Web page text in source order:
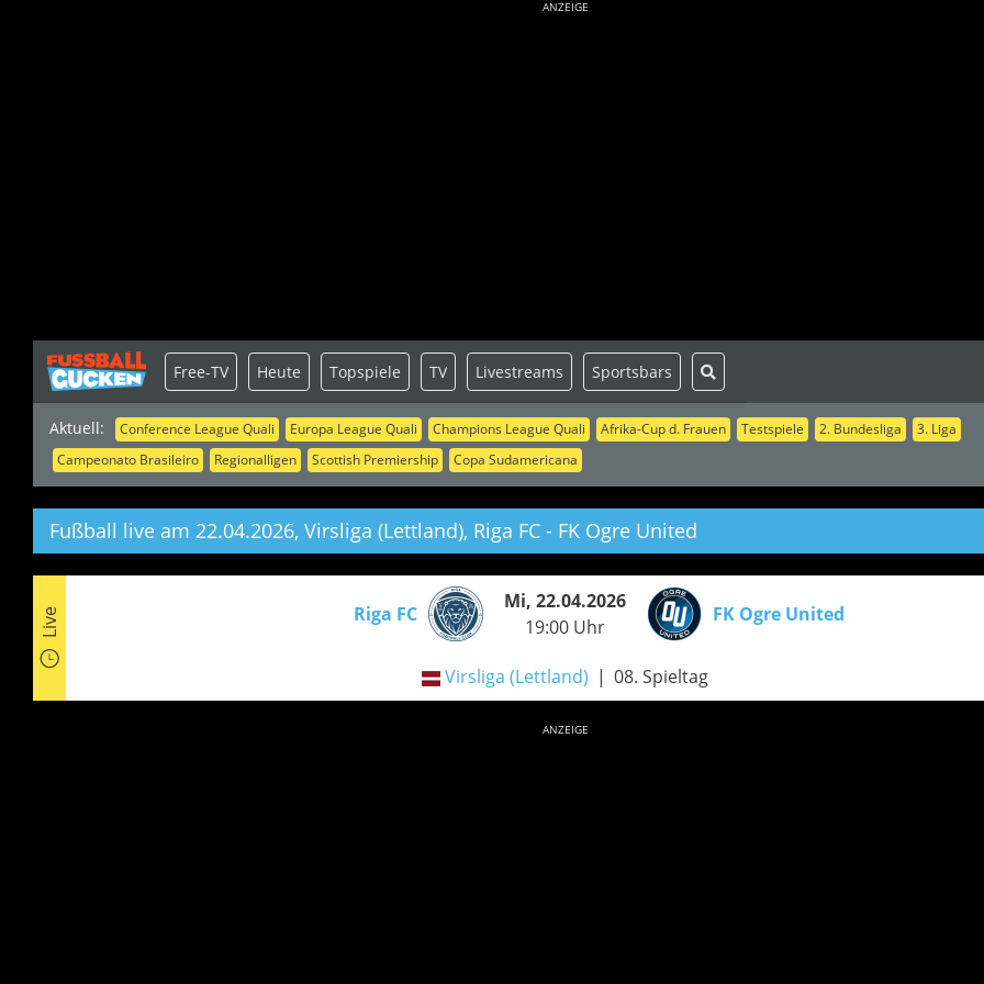
ANZEIGE
Aktuell: Conference League Quali Europa League Quali Champions League Quali Afrika-Cup d. Frauen Testspiele 2. Bundesliga
3. Liga
Campeonato Brasileiro
Regionalligen Scottish Premiership Copa Sudamericana
Free-TV Heute Topspiele TV Livestreams Sportsbars
Fußball live am 22.04.2026, Virsliga (Lettland), Riga FC - FK Ogre United
Live Riga FC
Mi, 22.04.2026
19:00 Uhr
FK Ogre United
Virsliga (Lettland) 08. Spieltag
ANZEIGE